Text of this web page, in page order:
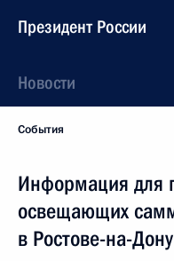
Президент России
Новости
События
Информация для
освещающих
в Ростове-на-Дону